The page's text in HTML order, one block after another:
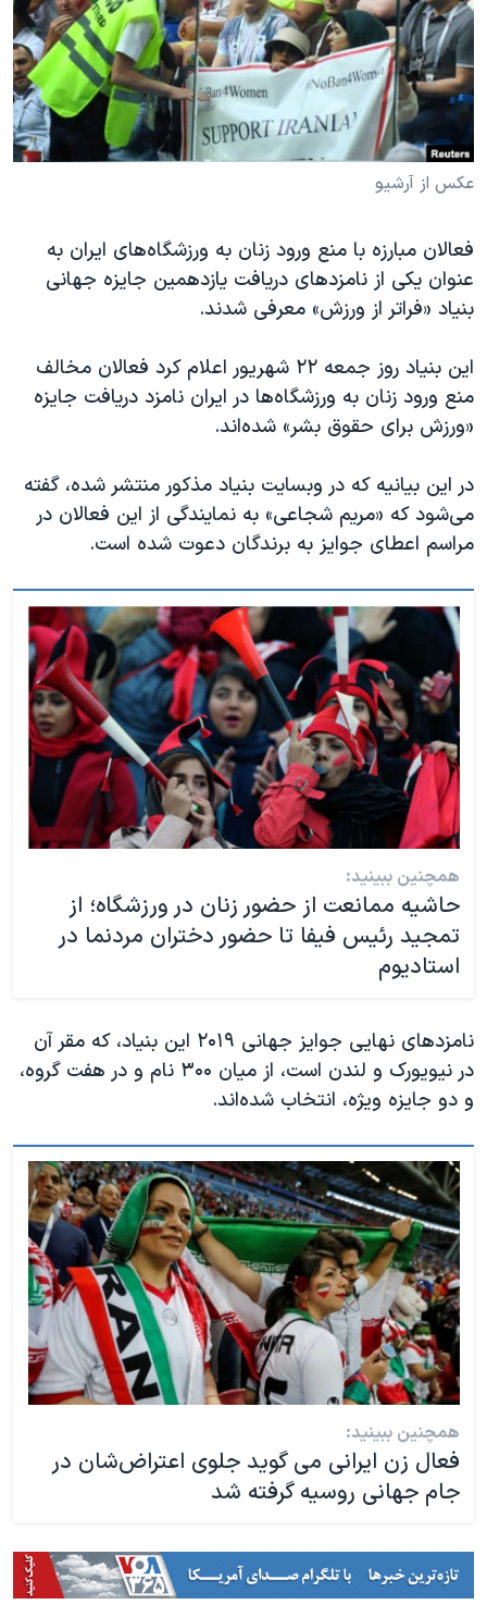
فرهنگ و زندگی
حقوق شهروندی
اقتصادی
علم و فناوری
اسرائیل در جنگ
آرشیو پخش زنده
مستندها
انتخابات ریاست جمهوری آمریکا ۲۰۲۴
حمله جمهوری اسلامی به اسرائیل
رمز مهسا
ورزش زنان در ایران
مجموعه مستندهای دادخواهی
تریبونال مردمی آبان ۹۸
چهل سال گروگان‌گیری
قانون شفافیت دارائی کادر رهبری ایران
اسرائیل در جنگ
نرگس محمدی برنده جایزه نوبل صلح
صفحه‌های ویژه
سفر پرزیدنت ترامپ به چین
دنبال کنید
زبانهای مختلف
عکس از آرشیو
فعالان مبارزه با منع ورود زنان به ورزشگاه‌های ایران به
عنوان یکی از نامزدهای دریافت یازدهمین جایزه جهانی
بنیاد «فراتر از ورزش» معرفی شدند.
این بنیاد روز جمعه ۲۲ شهریور اعلام کرد فعالان مخالف
منع ورود زنان به ورزشگاه‌ها در ایران نامزد دریافت جایزه
«ورزش برای حقوق بشر» شده‌اند.
در این بیانیه که در وبسایت بنیاد مذکور منتشر شده، گفته
می‌شود که «مریم شجاعی» به نمایندگی از این فعالان در
مراسم اعطای جوایز به برندگان دعوت شده است.
همچنین ببینید:
حاشیه ممانعت از حضور زنان در ورزشگاه؛ از
تمجید رئیس فیفا تا حضور دختران مردنما در
استادیوم
نامزدهای نهایی جوایز جهانی ۲۰۱۹ این بنیاد، که مقر آن
در نیویورک و لندن است، از میان ۳۰۰ نام و در هفت گروه،
و دو جایزه ویژه، انتخاب شده‌اند.
همچنین ببینید:
فعال زن ایرانی می گوید جلوی اعتراض‌شان در
جام جهانی روسیه گرفته شد